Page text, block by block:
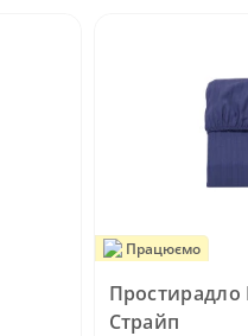
Працюємо
Простирадло
Страйп